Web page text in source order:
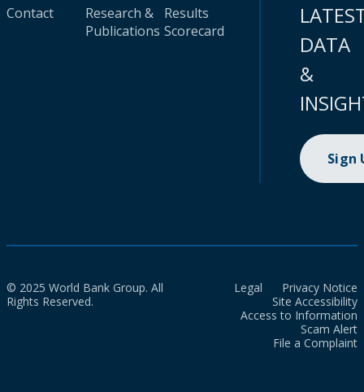
Contact
Research &
Publications
Results
Scorecard
DATA
&
Sign
© 2025 World Bank Group. All
Rights Reserved.
Legal
Privacy Notice
Site Accessibility
Access to Information
Scam Alert
File a Complaint